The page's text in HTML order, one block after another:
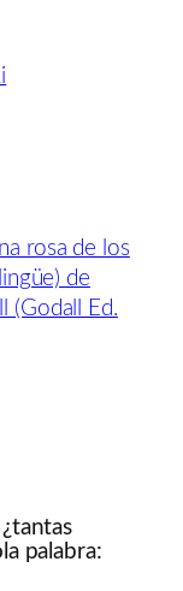
rosa de los
de
(Godall Ed.
palabra: